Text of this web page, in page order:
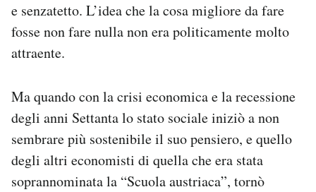
e senzatetto. L’idea che la cosa migliore da fare
fosse non fare nulla non era politicamente molto
attraente.
Ma quando con la crisi economica e la recessione
degli anni Settanta lo stato sociale iniziò a non
sembrare più sostenibile il suo pensiero, e quello
degli altri economisti di quella che era stata
soprannominata la “Scuola austriaca”, tornò